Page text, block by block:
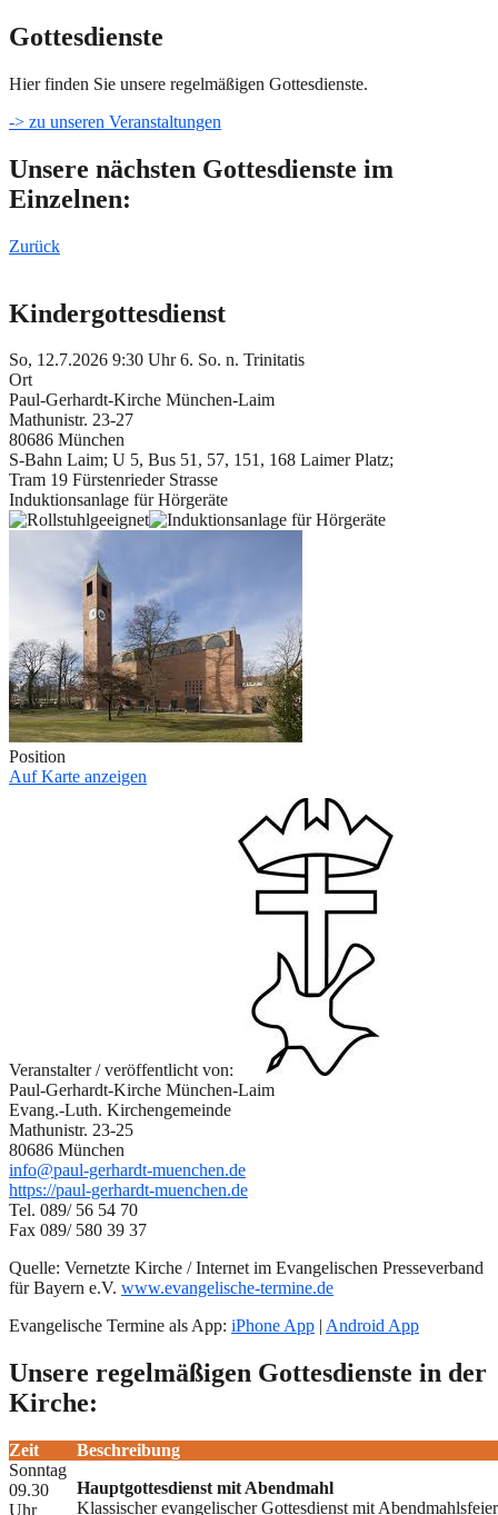
Gottesdienste
Hier finden Sie unsere regelmäßigen Gottesdienste.
-> zu unseren Veranstaltungen
Unsere nächsten Gottesdienste im
Einzelnen:
Zurück
Kindergottesdienst
So, 12.7.2026 9:30 Uhr6. So. n. Trinitatis
Ort
Paul-Gerhardt-Kirche München-Laim
Mathunistr. 23-27
80686 München
S-Bahn Laim; U 5, Bus 51, 57, 151, 168 Laimer Platz;
Tram 19 Fürstenrieder Strasse
Induktionsanlage für Hörgeräte
Position
Auf Karte anzeigen
Veranstalter / veröffentlicht von:
Paul-Gerhardt-Kirche München-Laim
Evang.-Luth. Kirchengemeinde
Mathunistr. 23-25
80686 München
info@paul-gerhardt-muenchen.de
https://paul-gerhardt-muenchen.de
Tel. 089/ 56 54 70
Fax 089/ 580 39 37
Quelle: Vernetzte Kirche / Internet im Evangelischen Presseverband
für Bayern e.V. www.evangelische-termine.de
Evangelische Termine als App: iPhone App | Android App
Unsere regelmäßigen Gottesdienste in der
Kirche:
Zeit
Beschreibung
Sonntag
09.30
Uhr
Hauptgottesdienst mit Abendmahl
Klassischer evangelischer Gottesdienst mit